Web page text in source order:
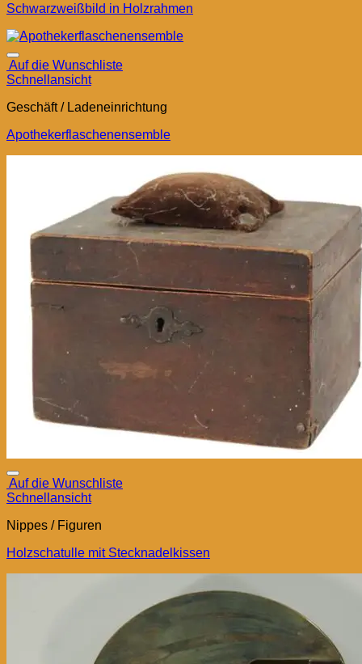
Schwarzweißbild in Holzrahmen
Auf die Wunschliste
Schnellansicht
Geschäft / Ladeneinrichtung
Apothekerflaschenensemble
Auf die Wunschliste
Schnellansicht
Nippes / Figuren
Holzschatulle mit Stecknadelkissen